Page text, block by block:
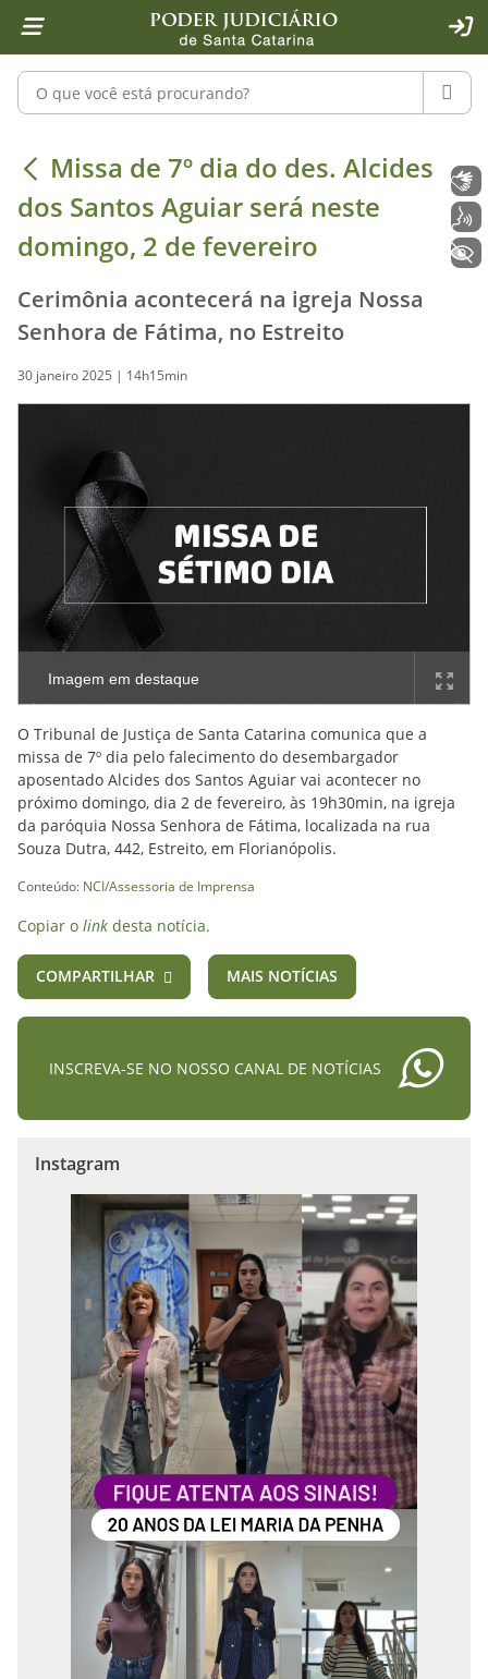
1 Ir para o conteúdo
2 Ir para a ferramenta de acessibilidade - Rybená
4 Ir para o menu principal
5 Ir para a pesquisa
6 Ir para o rodapé
7 Ir para a página inicial
Pesquisar no portal
Missa de 7º dia do des. Alcides
Missa de 7º dia do des. Alcides
dos Santos Aguiar será neste
domingo, 2 de fevereiro
Cerimônia acontecerá na igreja Nossa
Senhora de Fátima, no Estreito
30 janeiro 2025 | 14h15min
Imagem em destaque
O Tribunal de Justiça de Santa Catarina comunica que a
missa de 7º dia pelo falecimento do desembargador
aposentado Alcides dos Santos Aguiar vai acontecer no
próximo domingo, dia 2 de fevereiro, às 19h30min, na igreja
da paróquia Nossa Senhora de Fátima, localizada na rua
Souza Dutra, 442, Estreito, em Florianópolis.
Conteúdo: NCI/Assessoria de Imprensa
Copiar o link desta notícia.
COMPARTILHAR MAIS NOTÍCIAS
INSCREVA-SE NO NOSSO CANAL DE NOTÍCIAS
Instagram
Libras
+ Acessibilidade